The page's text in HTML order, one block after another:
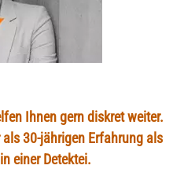
Ihnen gern diskret weiter.
als 30-jährigen Erfahrung als
einer Detektei.